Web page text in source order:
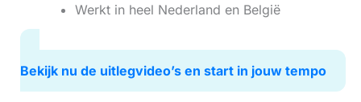
Werkt in heel Nederland en België
Bekijk nu de uitlegvideo’s en start in jouw tempo